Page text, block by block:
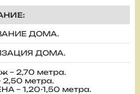
ДОМА.
ДОМА.
– 2,70 метра.
2,50 метра.
– 1,20-1,50 метра.